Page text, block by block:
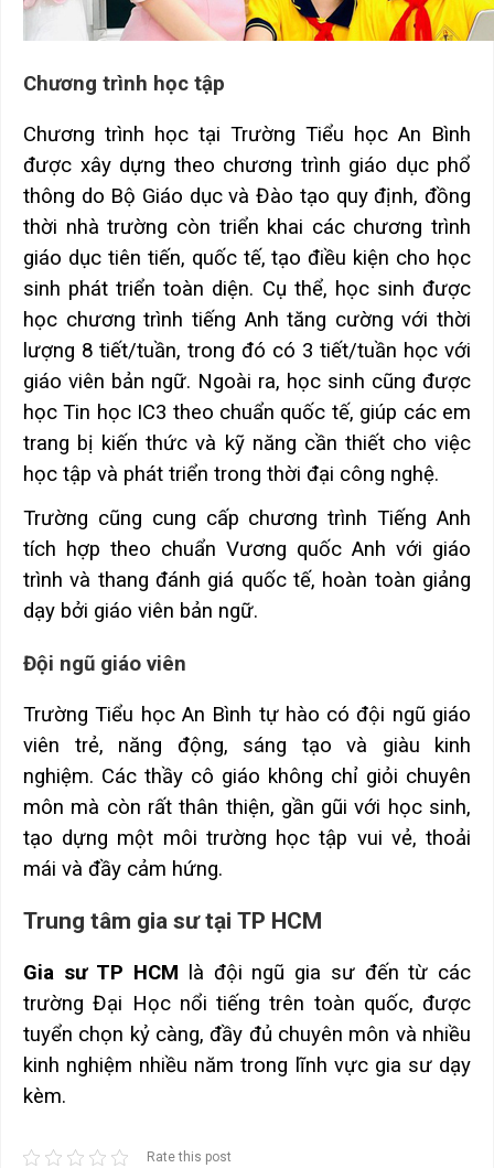
Chương trình học tập
Chương trình học tại Trường Tiểu học An Bình
được xây dựng theo chương trình giáo dục phổ
thông do Bộ Giáo dục và Đào tạo quy định, đồng
thời nhà trường còn triển khai các chương trình
giáo dục tiên tiến, quốc tế, tạo điều kiện cho học
sinh phát triển toàn diện. Cụ thể, học sinh được
học chương trình tiếng Anh tăng cường với thời
lượng 8 tiết/tuần, trong đó có 3 tiết/tuần học với
giáo viên bản ngữ. Ngoài ra, học sinh cũng được
học Tin học IC3 theo chuẩn quốc tế, giúp các em
trang bị kiến thức và kỹ năng cần thiết cho việc
học tập và phát triển trong thời đại công nghệ.
Trường cũng cung cấp chương trình Tiếng Anh
tích hợp theo chuẩn Vương quốc Anh với giáo
trình và thang đánh giá quốc tế, hoàn toàn giảng
dạy bởi giáo viên bản ngữ.
Đội ngũ giáo viên
Trường Tiểu học An Bình tự hào có đội ngũ giáo
viên trẻ, năng động, sáng tạo và giàu kinh
nghiệm. Các thầy cô giáo không chỉ giỏi chuyên
môn mà còn rất thân thiện, gần gũi với học sinh,
tạo dựng một môi trường học tập vui vẻ, thoải
mái và đầy cảm hứng.
Trung tâm gia sư tại TP HCM
Gia sư TP HCM là đội ngũ gia sư đến từ các
trường Đại Học nổi tiếng trên toàn quốc, được
tuyển chọn kỷ càng, đầy đủ chuyên môn và nhiều
kinh nghiệm nhiều năm trong lĩnh vực gia sư dạy
kèm.
Rate this post